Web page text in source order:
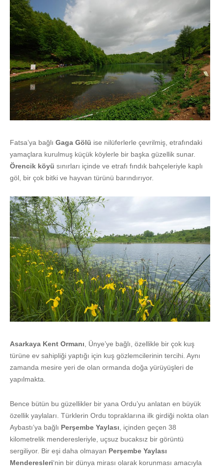
Fatsa’ya bağlı Gaga Gölü ise nilüferlerle çevrilmiş, etrafındaki
yamaçlara kurulmuş küçük köylerle bir başka güzellik sunar.
Örencik köyü sınırları içinde ve etrafı fındık bahçeleriyle kaplı
göl, bir çok bitki ve hayvan türünü barındırıyor.
Asarkaya Kent Ormanı , Ünye’ye bağlı, özellikle bir çok kuş
türüne ev sahipliği yaptığı için kuş gözlemcilerinin tercihi. Aynı
zamanda mesire yeri de olan ormanda doğa yürüyüşleri de
yapılmakta.
Bence bütün bu güzellikler bir yana Ordu’yu anlatan en büyük
özellik yaylaları. Türklerin Ordu topraklarına ilk girdiği nokta olan
Aybastı’ya bağlı Perşembe Yaylası , içinden geçen 38
kilometrelik menderesleriyle, uçsuz bucaksız bir görüntü
sergiliyor. Bir eşi daha olmayan Perşembe Yaylası
Menderesleri‘nin bir dünya mirası olarak korunması amacıyla